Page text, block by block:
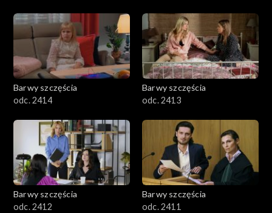
Barwy szczęścia
odc. 2414
Barwy szczęścia
odc. 2413
Barwy szczęścia
odc. 2412
Barwy szczęścia
odc. 2411